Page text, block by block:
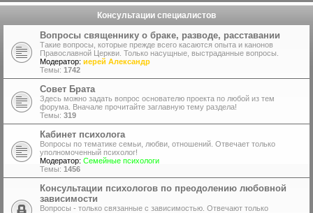
Консультации специалистов
Вопросы священнику о браке, разводе, расставании
Такие вопросы, которые прежде всего касаются опыта и канонов
Православной Церкви. Только насущные, выстраданные вопросы.
Модератор: иерей Александр
Темы: 1742
Совет Брата
Здесь можно задать вопрос основателю проекта по любой из тем
форума. Вначале прочитайте заглавную тему раздела!
Темы: 319
Кабинет психолога
Вопросы по тематике семьи, любви, отношений. Отвечает только
уполномоченный психолог!
Модератор: Семейные психологи
Темы: 1456
Консультации психологов по преодолению любовной
зависимости
Вопросы - только связанные с зависимостью. Отвечают только